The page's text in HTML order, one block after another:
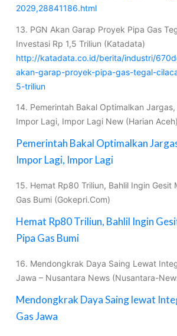
2029,28841186.html
13. PGN Akan Garap Proyek Pipa Gas
Investasi Rp 1,5 Triliun (Katadata)
http://katadata.co.id/berita/industri/
akan-garap-proyek-pipa-gas-tegal-
5-triliun
14. Pemerintah Bakal Optimalkan
Impor Lagi, Impor Lagi New (Harian Aceh)
Pemerintah Bakal Optimalkan
Impor Lagi, Impor Lagi
15. Hemat Rp80 Triliun, Bahlil Ingin Gesit
Gas Bumi (Gokepri.Com)
Hemat Rp80 Triliun, Bahlil Ingin
Pipa Gas Bumi
16. Mendongkrak Daya Saing Lewat
Jawa – Nusantara News (Nusantara-
Mendongkrak Daya Saing lewat
Gas Jawa